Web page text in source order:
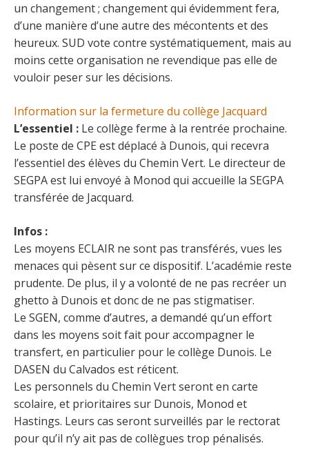
un changement ; changement qui évidemment fera,
d’une manière d’une autre des mécontents et des
heureux. SUD vote contre systématiquement, mais au
moins cette organisation ne revendique pas elle de
vouloir peser sur les décisions.
Information sur la fermeture du collège Jacquard
L’essentiel : Le collège ferme à la rentrée prochaine.
Le poste de CPE est déplacé à Dunois, qui recevra
l’essentiel des élèves du Chemin Vert. Le directeur de
SEGPA est lui envoyé à Monod qui accueille la SEGPA
transférée de Jacquard.
Infos :
Les moyens ECLAIR ne sont pas transférés, vues les
menaces qui pèsent sur ce dispositif. L’académie reste
prudente. De plus, il y a volonté de ne pas recréer un
ghetto à Dunois et donc de ne pas stigmatiser.
Le SGEN, comme d’autres, a demandé qu’un effort
dans les moyens soit fait pour accompagner le
transfert, en particulier pour le collège Dunois. Le
DASEN du Calvados est réticent.
Les personnels du Chemin Vert seront en carte
scolaire, et prioritaires sur Dunois, Monod et
Hastings. Leurs cas seront surveillés par le rectorat
pour qu’il n’y ait pas de collègues trop pénalisés.